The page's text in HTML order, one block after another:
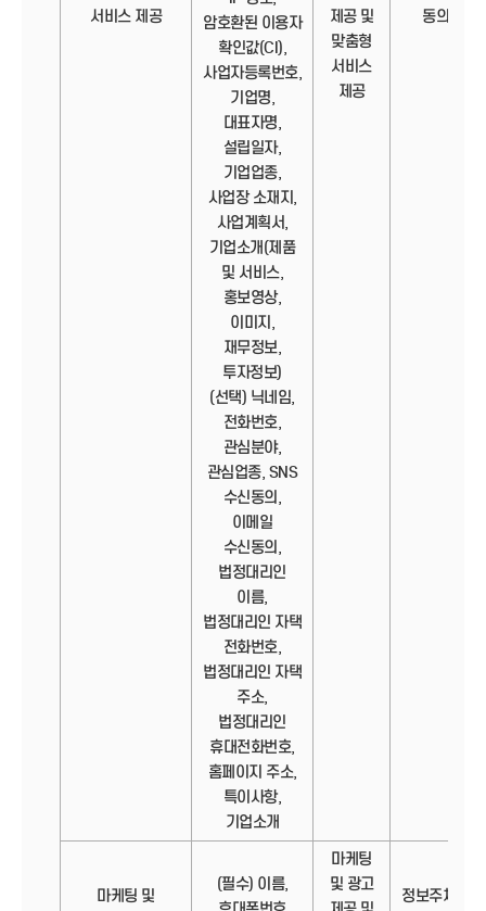
서비스 제공
제공 및
맞춤형
서비스
제공
동의
암호환된 이용자
확인값(CI),
사업자등록번호,
기업명,
대표자명,
설립일자,
기업업종,
사업장 소재지,
사업계획서,
기업소개(제품
및 서비스,
홍보영상,
이미지,
재무정보,
투자정보)
(선택) 닉네임,
전화번호,
관심분야,
관심업종, SNS
수신동의,
이메일
수신동의,
법정대리인
이름,
법정대리인 자택
전화번호,
법정대리인 자택
주소,
법정대리인
휴대전화번호,
홈페이지 주소,
특이사항,
기업소개
마케팅 및
(필수) 이름,
마케팅
및 광고
정보주체의